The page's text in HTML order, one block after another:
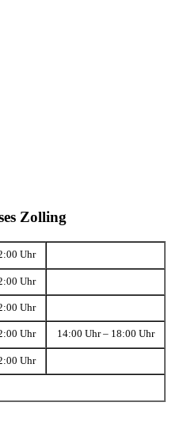
Zolling
Uhr
Uhr
Uhr
Uhr 14:00 Uhr – 18:00 Uhr
Uhr